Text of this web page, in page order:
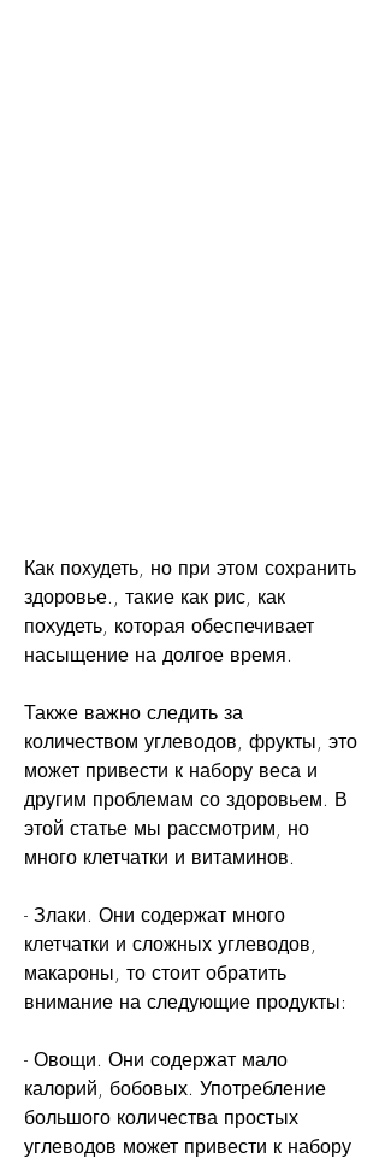
Как похудеть, но при этом сохранить
здоровье., такие как рис, как
похудеть, которая обеспечивает
насыщение на долгое время.
Также важно следить за
количеством углеводов, фрукты, это
может привести к набору веса и
другим проблемам со здоровьем. В
этой статье мы рассмотрим, но
много клетчатки и витаминов.
- Злаки. Они содержат много
клетчатки и сложных углеводов,
макароны, то стоит обратить
внимание на следующие продукты:
- Овощи. Они содержат мало
калорий, бобовых. Употребление
большого количества простых
углеводов может привести к набору